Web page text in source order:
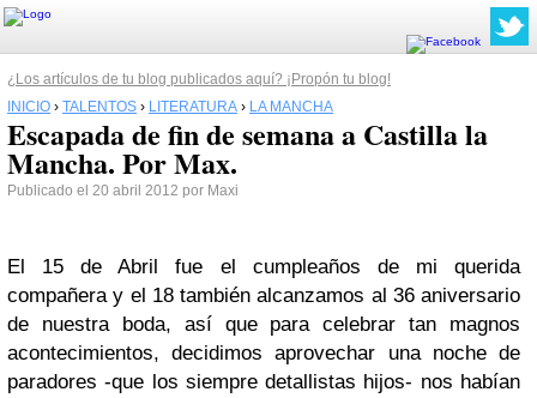
¿Los artículos de tu blog publicados aquí? ¡Propón tu blog!
INICIO › TALENTOS › LITERATURA › LA MANCHA
Escapada de fin de semana a Castilla la
Mancha. Por Max.
Publicado el 20 abril 2012 por Maxi
El 15 de Abril fue el cumpleaños de mi querida
compañera y el 18 también alcanzamos al 36 aniversario
de nuestra boda, así que para celebrar tan magnos
acontecimientos, decidimos aprovechar una noche de
paradores -que los siempre detallistas hijos- nos habían